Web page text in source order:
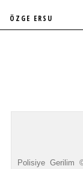
Polisiye Gerilim
ÖZGE ERSU